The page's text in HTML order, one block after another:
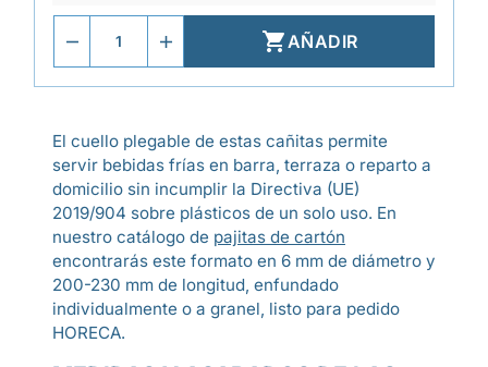
AÑADIR
El cuello plegable de estas cañitas permite
servir bebidas frías en barra, terraza o reparto a
domicilio sin incumplir la Directiva (UE)
2019/904 sobre plásticos de un solo uso. En
nuestro catálogo de pajitas de cartón
encontrarás este formato en 6 mm de diámetro y
200-230 mm de longitud, enfundado
individualmente o a granel, listo para pedido
HORECA.